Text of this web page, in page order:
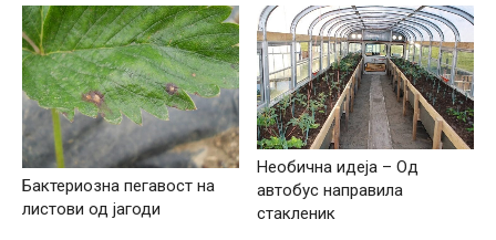
Бактериозна пегавост на
листови од јагоди
Необична идеја – Од
автобус направила
стакленик